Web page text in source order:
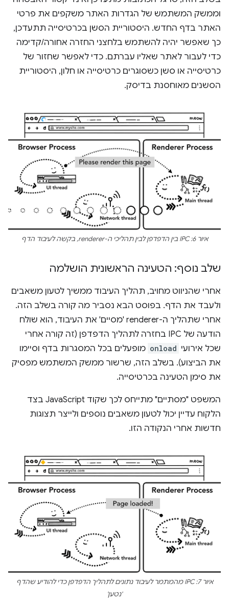
וממשק המשתמש של הגדרות האתר משקפים את פרטי
האתר בדף החדש. היסטוריית הסשן בכרטיסייה תתעדכן,
כך שאפשר יהיה להשתמש בלחצני החזרה אחורה/קדימה
כדי לעבור לאתר שאליו עברתם. כדי לאפשר שחזור של
כרטיסייה או סשן כשסוגרים כרטיסייה או חלון, היסטוריית
הסשנים מאוחסנת בדיסק.
איור 6: IPC בין הדפדפן לבין תהליכי ה-renderer, בקשה לעיבוד הדף
שלב נוסף: הטעינה הראשונית הושלמה
אחרי שהניווט מחויב, תהליך העיבוד ממשיך לטעון משאבים
ולעבד את הדף. בפוסט הבא נסביר מה קורה בשלב הזה.
אחרי שתהליך ה-renderer 'מסיים' את העיבוד, הוא שולח
הודעה של IPC בחזרה לתהליך הדפדפן (זה קורה אחרי
שכל אירועי onload מופעלים בכל המסגרות בדף וסיימו
את הביצוע). בשלב הזה, שרשור ממשק המשתמש מפסיק
את סימן הטעינה בכרטיסייה.
המשפט "מסתיים" מתייחס לכך שקוד JavaScript בצד
הלקוח עדיין יכול לטעון משאבים נוספים ולייצר תצוגות
חדשות אחרי הנקודה הזו.
איור 7: IPC מהמתמר לעיבוד נתונים לתהליך הדפדפן כדי להודיע שהדף
'נטען'